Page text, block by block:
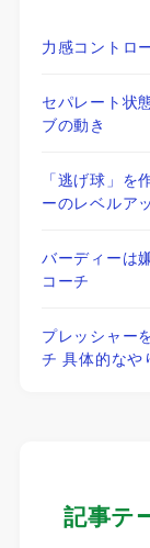
力感コントロ
セパレート状
ブの動き
「逃げ球」
ーのレベルア
バーディーは
コーチ
プレッシャー
チ 具体的なや
記事テ